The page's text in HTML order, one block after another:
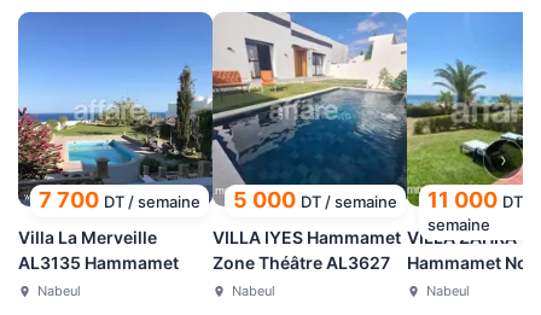
7 700 DT /semaine
Villa La Merveille
AL3135 Hammamet
Nabeul
5 000 DT /semaine
VILLA IYES Hammamet
Zone Théâtre AL3627
Nabeul
11 000 DT
semaine
VILLA ZAHRA
Hammamet
AL3729
Nabeul
›